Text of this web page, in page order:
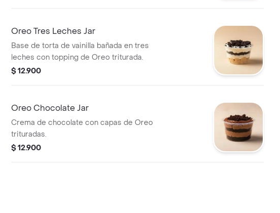
Oreo Tres Leches Jar
Base de torta de vainilla bañada en tres
leches con topping de Oreo triturada.
$ 12.900
Oreo Chocolate Jar
Crema de chocolate con capas de Oreo
trituradas.
$ 12.900